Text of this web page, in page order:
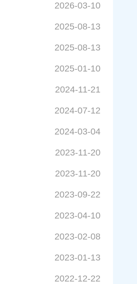
2026-03-10
2025-08-13
2025-08-13
2025-01-10
2024-11-21
2024-07-12
2024-03-04
2023-11-20
2023-11-20
2023-09-22
2023-04-10
2023-02-08
2023-01-13
2022-12-22